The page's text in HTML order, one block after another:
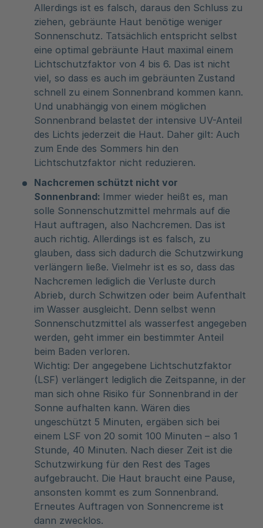
Allerdings ist es falsch, daraus den Schluss zu
ziehen, gebräunte Haut benötige weniger
Sonnenschutz. Tatsächlich entspricht selbst
eine optimal gebräunte Haut maximal einem
Lichtschutzfaktor von 4 bis 6. Das ist nicht
viel, so dass es auch im gebräunten Zustand
schnell zu einem Sonnenbrand kommen kann.
Und unabhängig von einem möglichen
Sonnenbrand belastet der intensive UV-Anteil
des Lichts jederzeit die Haut. Daher gilt: Auch
zum Ende des Sommers hin den
Lichtschutzfaktor nicht reduzieren.
Nachcremen schützt nicht vor
Sonnenbrand: Immer wieder heißt es, man
solle Sonnenschutzmittel mehrmals auf die
Haut auftragen, also Nachcremen. Das ist
auch richtig. Allerdings ist es falsch, zu
glauben, dass sich dadurch die Schutzwirkung
verlängern ließe. Vielmehr ist es so, dass das
Nachcremen lediglich die Verluste durch
Abrieb, durch Schwitzen oder beim Aufenthalt
im Wasser ausgleicht. Denn selbst wenn
Sonnenschutzmittel als wasserfest angegeben
werden, geht immer ein bestimmter Anteil
beim Baden verloren.
Wichtig: Der angegebene Lichtschutzfaktor
(LSF) verlängert lediglich die Zeitspanne, in der
man sich ohne Risiko für Sonnenbrand in der
Sonne aufhalten kann. Wären dies
ungeschützt 5 Minuten, ergäben sich bei
einem LSF von 20 somit 100 Minuten – also 1
Stunde, 40 Minuten. Nach dieser Zeit ist die
Schutzwirkung für den Rest des Tages
aufgebraucht. Die Haut braucht eine Pause,
ansonsten kommt es zum Sonnenbrand.
Erneutes Auftragen von Sonnencreme ist
dann zwecklos.